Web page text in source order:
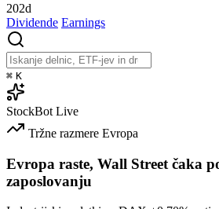
202d
Dividende Earnings
⌘ K
StockBot Live
Tržne razmere Evropa
Evropa raste, Wall Street čaka
zaposlovanju